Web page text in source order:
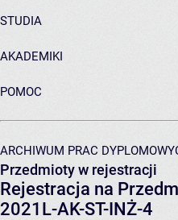
STUDIA
AKADEMIKI
POMOC
ARCHIWUM PRAC
Przedmioty w rejestracji
Rejestracja na
2021L-AK-ST-INŻ-4